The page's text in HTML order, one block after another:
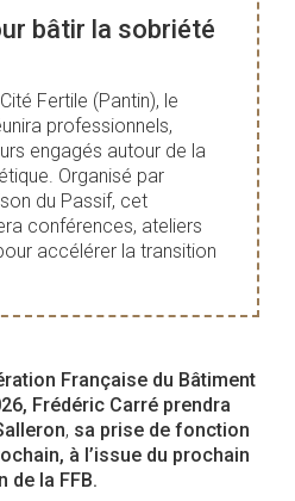
bâtir la sobriété
Fertile (Pantin), le
professionnels,
engagés autour de la
Organisé par
du Passif, cet
conférences, ateliers
accélérer la transition
Française du Bâtiment
Frédéric Carré prendra
, sa prise de fonction
à l’issue du prochain
de la FFB.